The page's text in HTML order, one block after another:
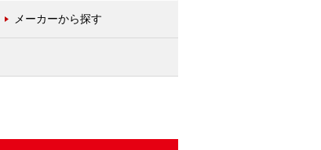
メーカーから探す